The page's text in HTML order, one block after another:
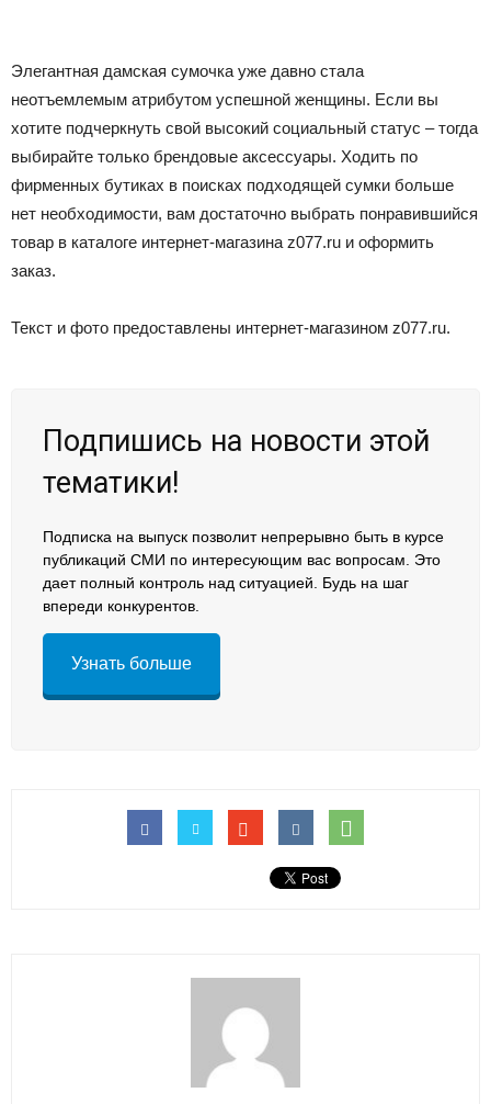
Элегантная дамская сумочка уже давно стала
неотъемлемым атрибутом успешной женщины. Если вы
хотите подчеркнуть свой высокий социальный статус – тогда
выбирайте только брендовые аксессуары. Ходить по
фирменных бутиках в поисках подходящей сумки больше
нет необходимости, вам достаточно выбрать понравившийся
товар в каталоге интернет-магазина z077.ru и оформить
заказ.
Текст и фото предоставлены интернет-магазином z077.ru.
Подпишись на новости этой
тематики!
Подписка на выпуск позволит непрерывно быть в курсе
публикаций СМИ по интересующим вас вопросам. Это
дает полный контроль над ситуацией. Будь на шаг
впереди конкурентов.
Узнать больше